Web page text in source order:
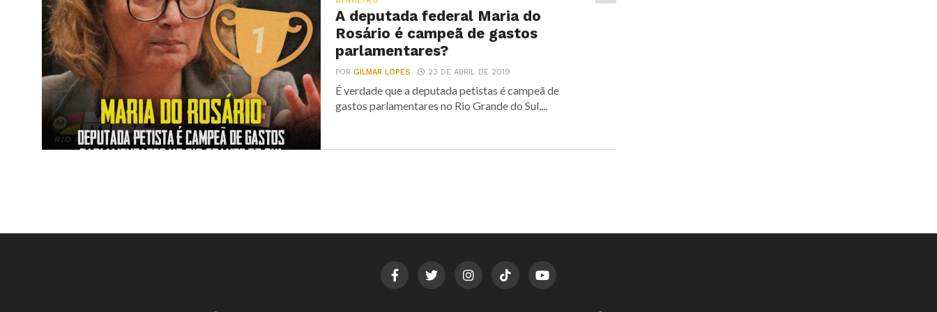
A deputada federal Maria do
Rosário é campeã de gastos
parlamentares?
PORGILMAR LOPES 23 DE ABRIL DE 2019
É verdade que a deputada petistas é campeã de
gastos parlamentares no Rio Grande do Sul,...